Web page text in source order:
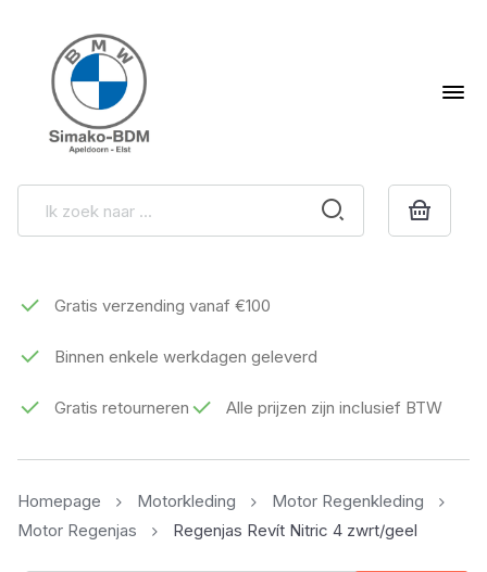
Gratis verzending vanaf €100
Binnen enkele werkdagen geleverd
Gratis retourneren Alle prijzen zijn inclusief BTW
Homepage Motorkleding
Motor Regenkleding
Motor Regenjas
Regenjas Revít Nitric 4 zwrt/geel